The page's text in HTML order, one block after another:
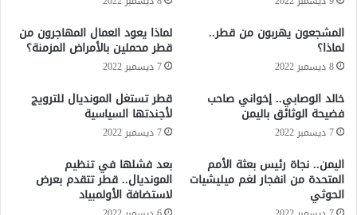
ر
4
0
ف
ت
ا
ر
ي
خ
ه
ة
ي
ن
ي
ب
و
ل
ي
س
ب
د
المشجعون يهربون من قطر..
لماذا؟
8 ديسمبر 2022
لماذا يعود العمال المهاجرون من
قطر محملين بالأمراض المزمنة؟
7 ديسمبر 2022
خالد الوصابي.. إخواني صاحب
فضيحة الوثائق باليمن
7 ديسمبر 2022
قطر تستغل المونديال للترويج
لأجندتها السياسية
7 ديسمبر 2022
اليمن.. نجاة رئيس بعثة الأمم
المتحدة من انفجار لغم ميليشيات
الحوثي
بعد فشلها في تنظيم
المونديال.. قطر تتقدم بعرض
لاستضافة الأولمبياد